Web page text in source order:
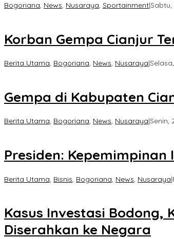
Bogoriana, News, Nusaraya, Sportainment|Sabtu,
Korban Gempa Cianjur
Berita Utama, Bogoriana, News, Nusaraya|
Gempa di Kabupaten
Berita Utama, Bogoriana, News, Nusaraya|Senin,
Presiden:
Berita Utama, Bisnis, Bogoriana, News, Nusaraya|
Kasus Investasi Bodong,
Diserahkan ke Negara